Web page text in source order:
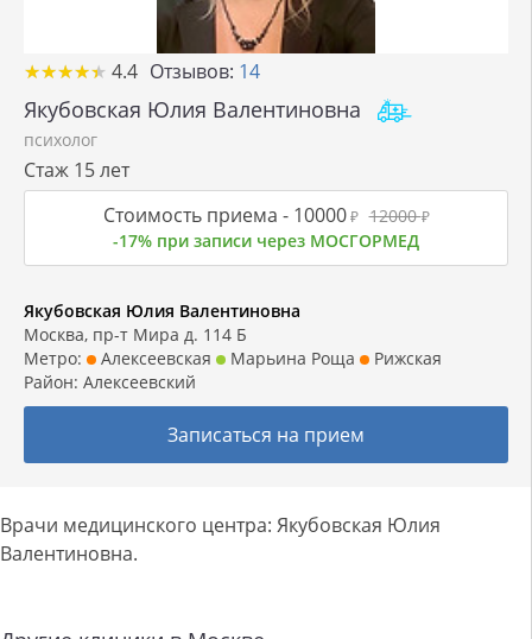
★★★★★
★★★★★ 4.4 Отзывов: 14
Якубовская Юлия Валентиновна
психолог
Стаж 15 лет
Стоимость приема -10000₽ 12000₽
-17% при записи через МОСГОРМЕД
Якубовская Юлия Валентиновна
Москва, пр-т Мира д. 114 Б
Метро:
Алексеевская Марьина Роща
Рижская
Район: Алексеевский
Записаться на прием
Врачи медицинского центра: Якубовская Юлия
Валентиновна.